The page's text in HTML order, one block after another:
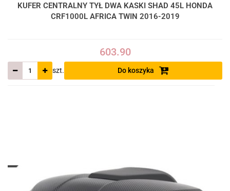
KUFER CENTRALNY TYŁ DWA KASKI SHAD 45L HONDA
CRF1000L AFRICA TWIN 2016-2019
603.90
szt. Do koszyka